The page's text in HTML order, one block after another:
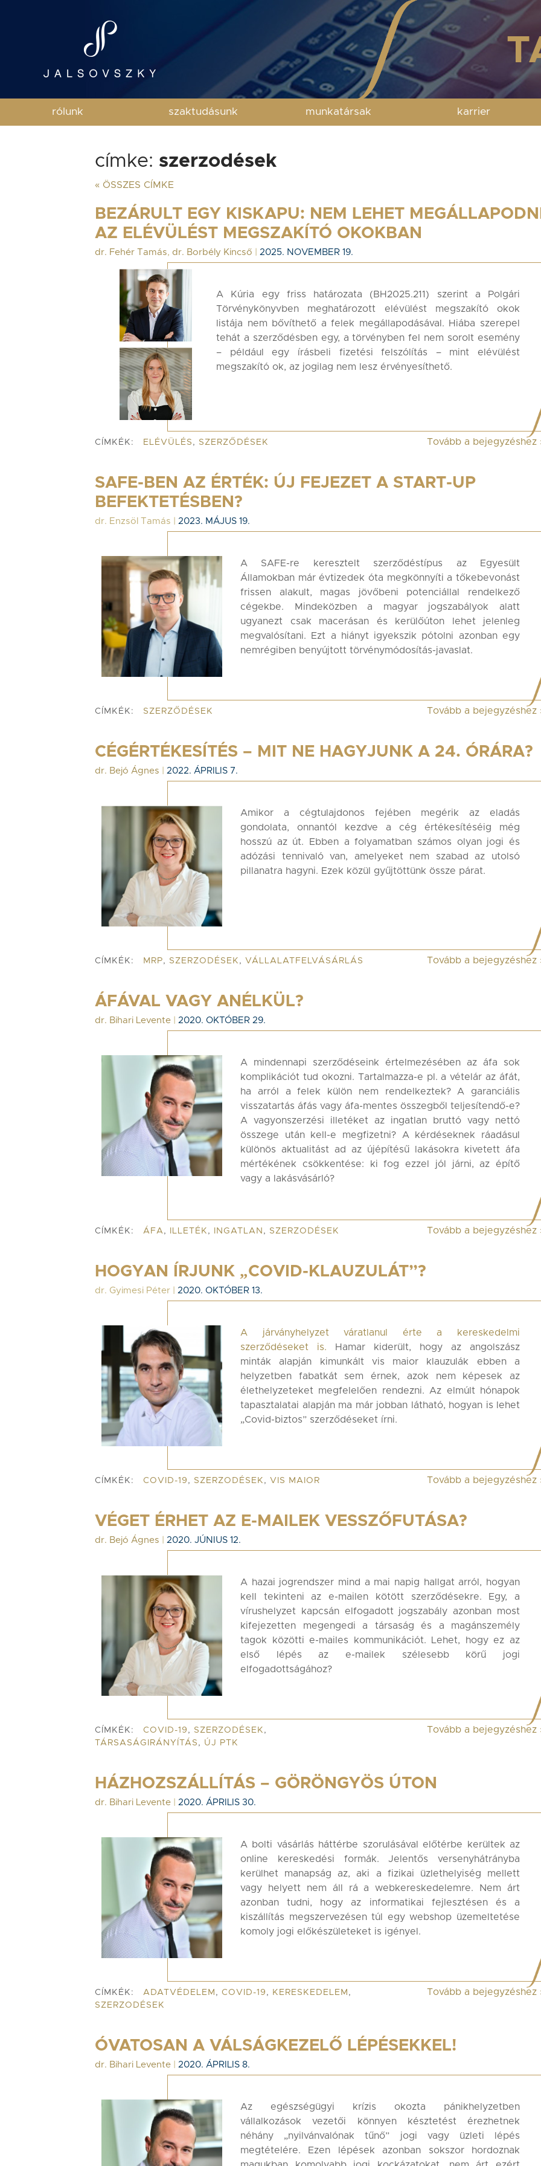
rólunk szaktudásunk munkatársak karrier
címke: szerzodések
« ÖSSZES CÍMKE
BEZÁRULT EGY KISKAPU: NEM LEHET
AZ ELÉVÜLÉST MEGSZAKÍTÓ OKOKBAN
dr. Fehér Tamás, dr. Borbély Kincső 2025. NOVEMBER 19.
A Kúria egy friss határozata (BH2025.211) szerint a Polgári
Törvénykönyvben meghatározott elévülést megszakító okok
listája nem bővíthető a felek megállapodásával. Hiába szerepel
tehát a szerződésben egy, a törvényben fel nem sorolt esemény
– például egy írásbeli fizetési felszólítás – mint elévülést
megszakító ok, az jogilag nem lesz érvényesíthető.
CÍMKÉK: ELÉVÜLÉS , SZERZŐDÉSEK Tovább a bejegyzéshez
SAFE-BEN AZ ÉRTÉK: ÚJ FEJEZET A START-UP
BEFEKTETÉSBEN?
dr. Enzsöl Tamás 2023. MÁJUS 19.
A SAFE-re keresztelt szerződéstípus az Egyesült
Államokban már évtizedek óta megkönnyíti a tőkebevonást
frissen alakult, magas jövőbeni potenciállal rendelkező
cégekbe. Mindeközben a magyar jogszabályok alatt
ugyanezt csak macerásan és kerülőúton lehet jelenleg
megvalósítani. Ezt a hiányt igyekszik pótolni azonban egy
nemrégiben benyújtott törvénymódosítás-javaslat.
CÍMKÉK: SZERZŐDÉSEK Tovább a bejegyzéshez
CÉGÉRTÉKESÍTÉS – MIT NE HAGYJUNK A 24. ÓRÁRA?
dr. Bejó Ágnes 2022. ÁPRILIS 7.
Amikor a cégtulajdonos fejében megérik az eladás
gondolata, onnantól kezdve a cég értékesítéséig még
hosszú az út. Ebben a folyamatban számos olyan jogi és
adózási tennivaló van, amelyeket nem szabad az utolsó
pillanatra hagyni. Ezek közül gyűjtöttünk össze párat.
CÍMKÉK: MRP, SZERZODÉSEK , VÁLLALATFELVÁSÁRLÁS Tovább a bejegyzéshez
ÁFÁVAL VAGY ANÉLKÜL?
dr. Bihari Levente 2020. OKTÓBER 29.
A mindennapi szerződéseink értelmezésében az áfa sok
komplikációt tud okozni. Tartalmazza-e pl. a vételár az áfát,
ha arról a felek külön nem rendelkeztek? A garanciális
visszatartás áfás vagy áfa-mentes összegből teljesítendő-e?
A vagyonszerzési illetéket az ingatlan bruttó vagy nettó
összege után kell-e megfizetni? A kérdéseknek ráadásul
különös aktualitást ad az újépítésű lakásokra kivetett áfa
mértékének csökkentése: ki fog ezzel jól járni, az építő
vagy a lakásvásárló?
CÍMKÉK: ÁFA, ILLETÉK , INGATLAN , SZERZODÉSEK Tovább a bejegyzéshez
HOGYAN ÍRJUNK „COVID-KLAUZULÁT”?
dr. Gyimesi Péter 2020. OKTÓBER 13.
A járványhelyzet váratlanul érte a kereskedelmi
szerződéseket is. Hamar kiderült, hogy az angolszász
minták alapján kimunkált vis maior klauzulák ebben a
helyzetben fabatkát sem érnek, azok nem képesek az
élethelyzeteket megfelelően rendezni. Az elmúlt hónapok
tapasztalatai alapján ma már jobban látható, hogyan is lehet
„Covid-biztos” szerződéseket írni.
CÍMKÉK: COVID-19 , SZERZODÉSEK , VIS MAIOR Tovább a bejegyzéshez
VÉGET ÉRHET AZ E-MAILEK VESSZŐFUTÁSA?
dr. Bejó Ágnes 2020. JÚNIUS 12.
A hazai jogrendszer mind a mai napig hallgat arról, hogyan
kell tekinteni az e-mailen kötött szerződésekre. Egy, a
vírushelyzet kapcsán elfogadott jogszabály azonban most
kifejezetten megengedi a társaság és a magánszemély
tagok közötti e-mailes kommunikációt. Lehet, hogy ez az
első lépés az e-mailek szélesebb körű jogi
elfogadottságához?
CÍMKÉK: COVID-19 , SZERZODÉSEK ,
TÁRSASÁGIRÁNYÍTÁS , ÚJ PTK
Tovább a bejegyzéshez
HÁZHOZSZÁLLÍTÁS – GÖRÖNGYÖS ÚTON
dr. Bihari Levente 2020. ÁPRILIS 30.
A bolti vásárlás háttérbe szorulásával előtérbe kerültek az
online kereskedési formák. Jelentős versenyhátrányba
kerülhet manapság az, aki a fizikai üzlethelyiség mellett
vagy helyett nem áll rá a webkereskedelemre. Nem árt
azonban tudni, hogy az informatikai fejlesztésen és a
kiszállítás megszervezésen túl egy webshop üzemeltetése
komoly jogi előkészületeket is igényel.
CÍMKÉK: ADATVÉDELEM , COVID-19 , KERESKEDELEM ,
SZERZODÉSEK
Tovább a bejegyzéshez
ÓVATOSAN A VÁLSÁGKEZELŐ LÉPÉSEKKEL!
dr. Bihari Levente 2020. ÁPRILIS 8.
Az egészségügyi krízis okozta pánikhelyzetben
vállalkozások vezetői könnyen késztetést érezhetnek
néhány „nyilvánvalónak tűnő” jogi vagy üzleti lépés
megtételére. Ezen lépések azonban sokszor hordoznak